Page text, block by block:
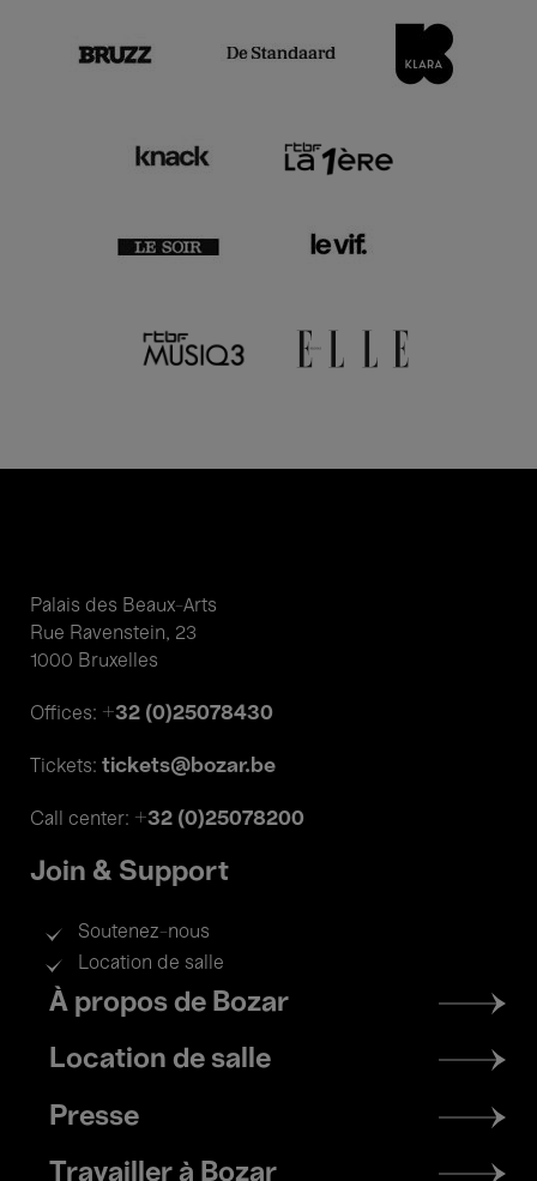
Palais des Beaux-Arts
Rue Ravenstein, 23
1000 Bruxelles
Offices: +32 (0)25078430
Tickets: tickets@bozar.be
Call center: +32 (0)25078200
Join & Support
Soutenez-nous
Location de salle
Footer
menu
À propos de Bozar
Location de salle
Presse
Travailler à Bozar